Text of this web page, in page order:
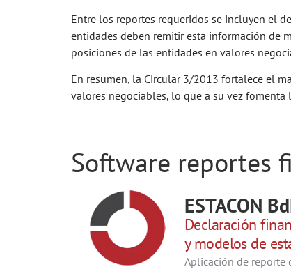
Entre los reportes requeridos se incluyen el
entidades deben remitir esta información de
posiciones de las entidades en valores
En resumen, la Circular 3/2013 fortalece el
valores negociables, lo que a su vez
Software reportes
ESTACON
Declaración
y modelos de
Aplicación de reporte